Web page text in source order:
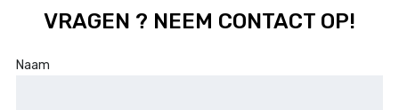
VRAGEN ? NEEM CONTACT OP!
Naam